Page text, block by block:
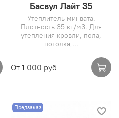
Басвул Лайт 35
Утеплитель минвата.
Плотность 35 кг/м3. Для
утепления кровли, пола,
потолка,...
От 1 000 руб
Предзаказ